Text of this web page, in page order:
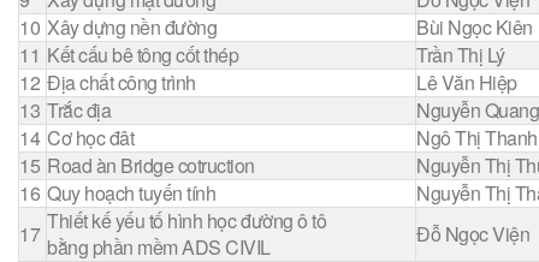
10 Xây dựng nền đường
Bùi Ngọc Kiên
11 Kết cấu bê tông cốt thép
Trần Thị Lý
12 Địa chất công trình
Lê Văn Hiệp
13 Trắc địa
Nguyễn
14 Cơ học đât
Ngô Thị
15 Road àn Bridge cotruction
Nguyễn Thị
16 Quy hoạch tuyến tính
Nguyễn Thị
17 Thiết kế yếu tố hình học đường ô tô
bằng phần mềm ADS CIVIL
Đỗ Ngọc Viện